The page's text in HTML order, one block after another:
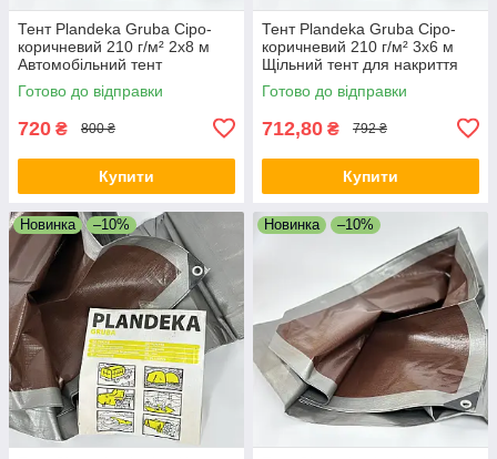
Тент Plandeka Gruba Сіро-
коричневий 210 г/м² 2х8 м
Автомобільний тент
Універсальний тарпауліновий
тент
Готово до відправки
720 ₴ 800 ₴
Купити
Тент Plandeka Gruba Сіро-
коричневий 210 г/м² 3х6 м
Щільний тент для накриття
даху Тарпауліновий тент
Готово до відправки
712,80 ₴ 792 ₴
Купити
Новинка –10% Новинка –10%